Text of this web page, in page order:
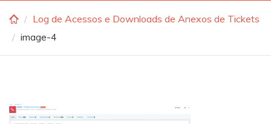
Log de Acessos e Downloads de Anexos de Tickets
image-4